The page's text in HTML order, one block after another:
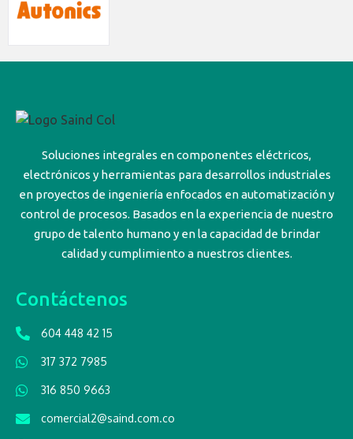
Soluciones integrales en componentes eléctricos,
electrónicos y herramientas para desarrollos industriales
en proyectos de ingeniería enfocados en automatización y
control de procesos. Basados en la experiencia de nuestro
grupo de talento humano y en la capacidad de brindar
calidad y cumplimiento a nuestros clientes.
Contáctenos
604 448 42 15
317 372 7985
316 850 9663
comercial2@saind.com.co